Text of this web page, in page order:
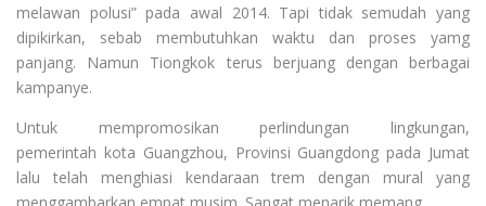
melawan polusi” pada awal 2014. Tapi tidak semudah yang
dipikirkan, sebab membutuhkan waktu dan proses yamg
panjang. Namun Tiongkok terus berjuang dengan berbagai
kampanye.
Untuk mempromosikan perlindungan lingkungan,
pemerintah kota Guangzhou, Provinsi Guangdong pada Jumat
lalu telah menghiasi kendaraan trem dengan mural yang
menggambarkan empat musim. Sangat menarik memang.